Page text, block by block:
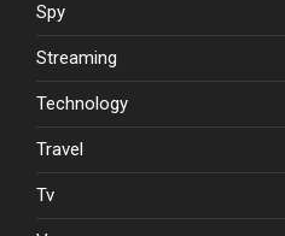
Spy
Streaming
Technology
Travel
Tv